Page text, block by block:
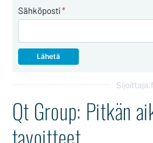
Sähköposti*
Qt Group: Pitkän
tavoitteet